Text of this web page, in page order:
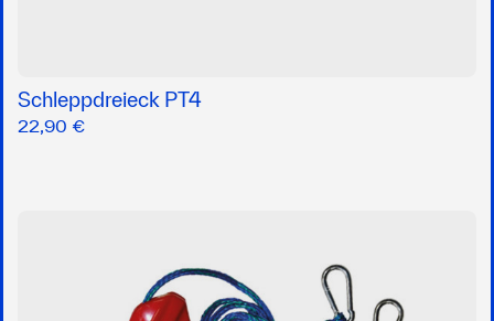
Schleppdreieck PT4
22,90 €